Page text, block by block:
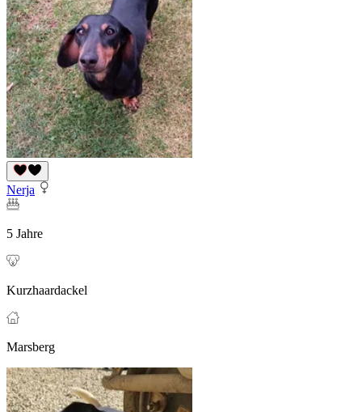
Nerja
5 Jahre
Kurzhaardackel
Marsberg